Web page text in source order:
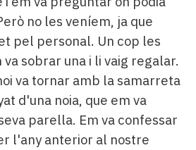
no les veníem, ja que
pel personal. Un cop les
sobrar una i li vaig regalar.
va tornar amb la samarreta
d'una noia, que em va
parella. Em va confessar
l'any anterior al nostre